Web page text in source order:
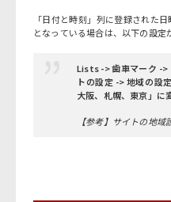
「日付と時刻」列に登録された
となっている場合は、以下の設定
Lists -> 歯車マーク ->
トの設定 -> 地域の設
大阪、札幌、東京」に
【参考】 サイトの地域